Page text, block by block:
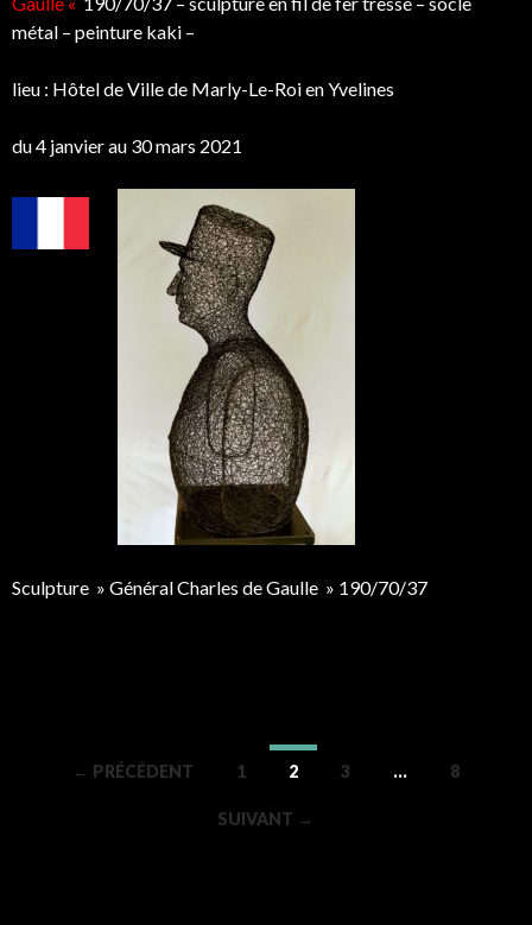
métal – peinture kaki –
lieu : Hôtel de Ville de Marly-Le-Roi en Yvelines
du 4 janvier au 30 mars 2021
Sculpture » Général Charles de Gaulle » 190/70/37
Navigation des articles
← PRÉCÉDENT 1 2 3 … 8
SUIVANT →